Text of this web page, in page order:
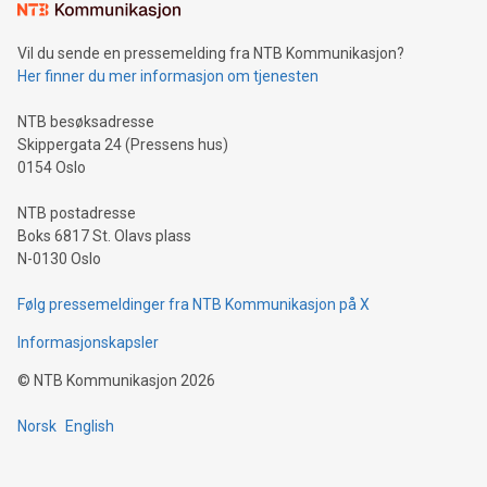
mining.Sound Money: Discover how tamper-proof currency
neutral payment systems support humanitarian
projects.Carbon Footprint: Compare Bitcoin's environmental
event and dive into the critical topics of Bitcoin
Vil du sende en pressemelding fra NTB Kommunikasjon?
Her finner du mer informasjon om tjenesten
NTB besøksadresse
Skippergata 24 (Pressens hus)
0154 Oslo
NTB postadresse
Boks 6817 St. Olavs plass
N-0130 Oslo
Følg pressemeldinger fra NTB Kommunikasjon på X
Informasjonskapsler
© NTB Kommunikasjon 2026
Norsk English